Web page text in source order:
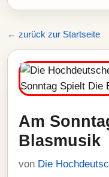
← zurück zur Startseite
Am
Blasmusik
von Die